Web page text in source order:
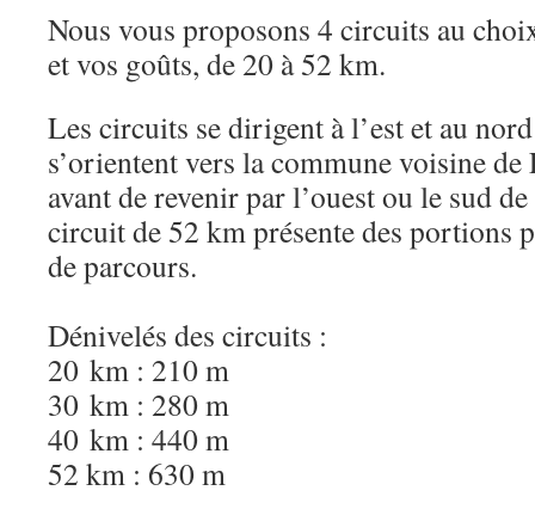
Nous vous proposons 4 circuits au
et vos goûts, de 20 à 52 km.
Les circuits se dirigent à l’est et au
s’orientent vers la commune voisine
avant de revenir par l’ouest ou le sud
circuit de 52 km présente des portions
de parcours.
Dénivelés des circuits :
20 km : 210 m
30 km : 280 m
40 km : 440 m
52 km : 630 m